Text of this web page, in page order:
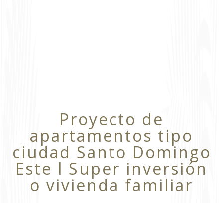
Proyecto de
apartamentos tipo
ciudad Santo Domingo
Este l Super inversión
o vivienda familiar